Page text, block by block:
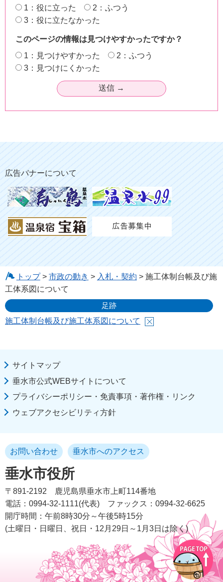
1：役に立った
2：ふつう
3：役に立たなかった
このページの情報は見つけやすかったですか？
1：見つけやすかった
2：ふつう
3：見つけにくかった
広告バナーについて
トップ> 市政の動き > 入札・契約 > 施工体制台帳及び施
工体系図について
足跡
施工体制台帳及び施工体系図について
サイトマップ
垂水市公式WEBサイトについて
プライバシーポリシー・免責事項・著作権・リンク
ウェブアクセシビリティ方針
垂水市役所
お問い合わせ 垂水市へのアクセス
〒891-2192
鹿児島県垂水市上町114番地
電話：0994-32-1111(代表)
ファックス：0994-32-6625
開庁時間：午前8時30分～午後5時15分
(土曜日・日曜日、祝日・12月29日～1月3日は除く)